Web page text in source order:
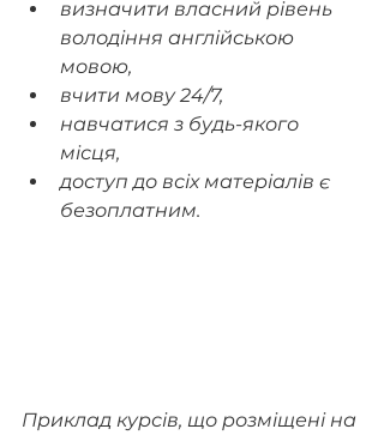
визначити власний рівень
володіння англійською
мовою,
вчити мову 24/7,
навчатися з будь-якого
місця,
доступ до всіх матеріалів є
безоплатним.
Приклад курсів, що розміщені на